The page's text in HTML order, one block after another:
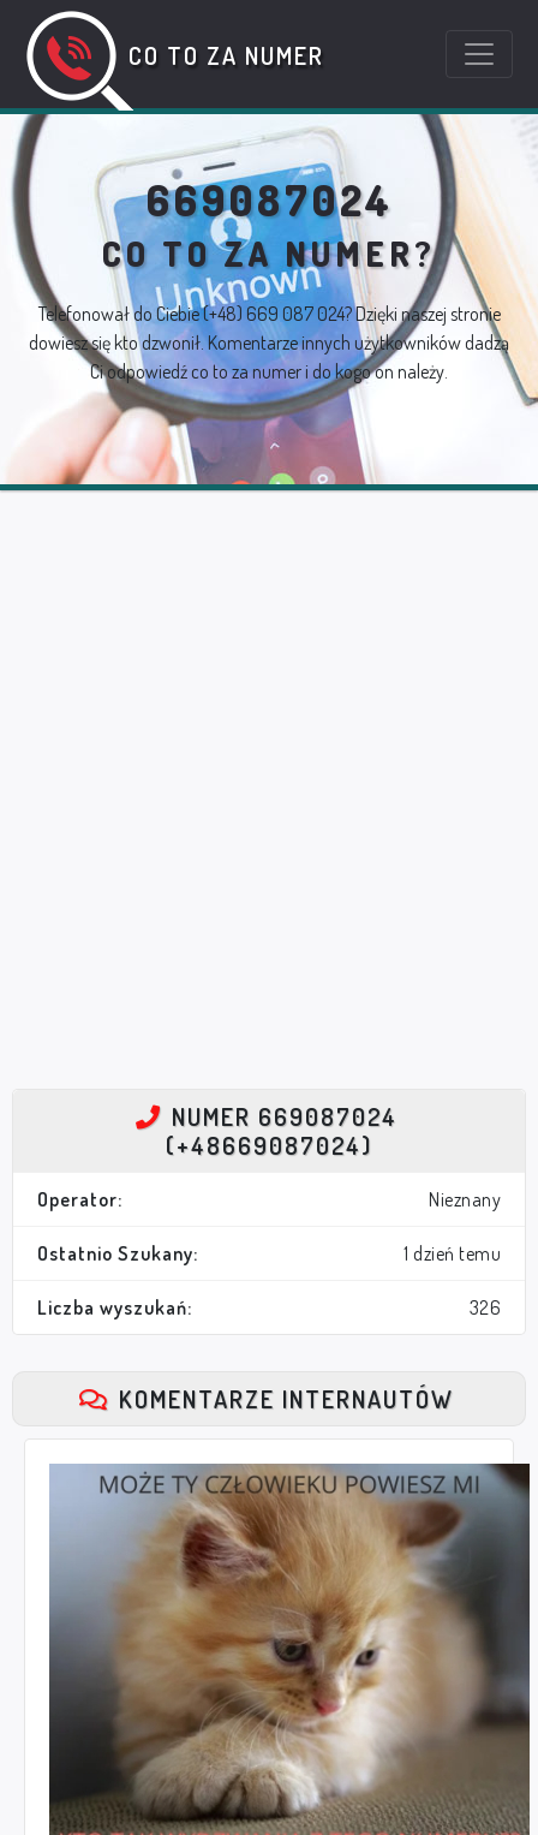
CO TO ZA NUMER
669087024
CO TO ZA NUMER?
Telefonował do Ciebie(+48) 669 087 024? Dzięki naszej stronie
dowiesz się kto dzwonił. Komentarze innych użytkowników dadzą
Ci odpowiedź co to za numer i do kogo on należy.
NUMER 669087024
(+48669087024)
Operator: Nieznany
Ostatnio Szukany: 1 dzień temu
Liczba wyszukań: 326
KOMENTARZE INTERNAUTÓW